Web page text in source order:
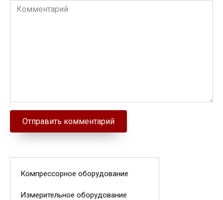
Комментарий
Компрессорное оборудование
Измерительное оборудование